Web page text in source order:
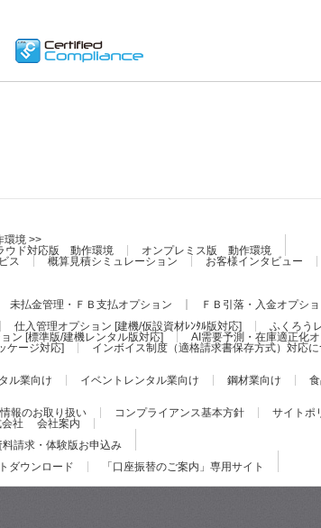
環境 >>
ウド対応版 動作環境
オンプレミス版 動作環境
ス 概算見積シミュレーション お客様インタビュー
未払金管理・ＦＢ支払オプション ＦＢ引落・入金オプシ
仕入管理オプション [建機/仮設資材ﾚﾝﾀﾙ版対応]
ふくろう
ン [標準版/建機レンタル版対応]
AI需要予測・在庫適正化
ケージ対応]
インボイス制度（適格請求書保存方式）対応に
ル業向け イベントレンタル業向け 鋼材業向け
報のお取り扱い コンプライアンス基本方針
サイトポ
会社 会社案内
請求・体験版お申込み
ダウンロード 「口座振替のご案内」専用サイト